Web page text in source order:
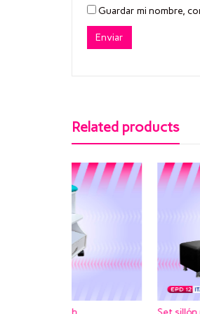
Guardar mi nombre,
Related products